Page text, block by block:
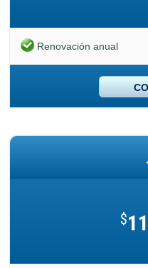
Renovación anual
$